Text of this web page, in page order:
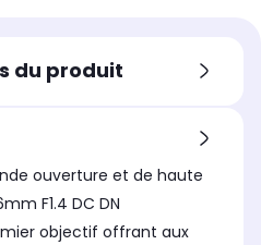
Idéal pour
-
du produit
ouverture et de haute
F1.4 DC DN
objectif offrant aux